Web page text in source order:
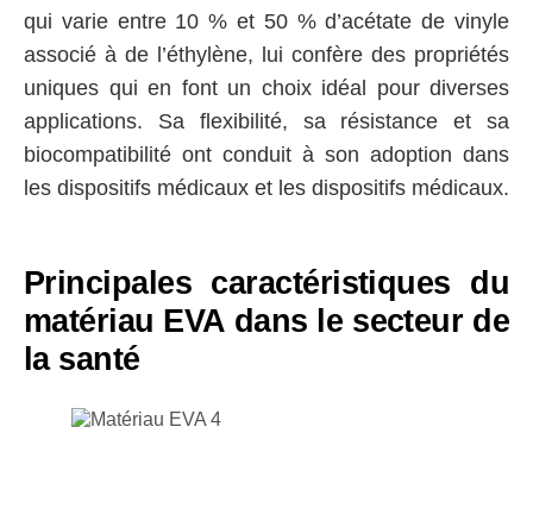
qui varie entre 10 % et 50 % d’acétate de vinyle
associé à de l’éthylène, lui confère des propriétés
uniques qui en font un choix idéal pour diverses
applications. Sa flexibilité, sa résistance et sa
biocompatibilité ont conduit à son adoption dans
les dispositifs médicaux et les dispositifs médicaux.
Principales caractéristiques du
matériau EVA dans le secteur de
la santé